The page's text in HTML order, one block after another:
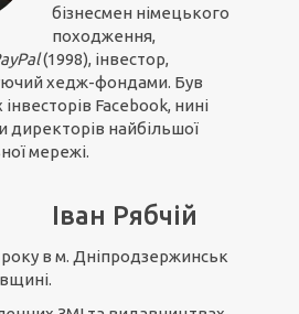
бізнесмен німецького
походження,
(1998), інвестор,
хедж-фондами. Був
Facebook, нині
директорів найбільшої
мережі.
Іван Рябчій
в м. Дніпродзержинськ